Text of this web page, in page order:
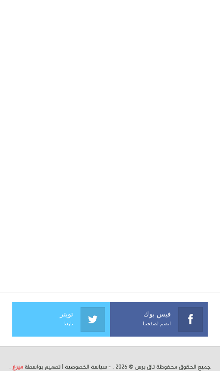
فيس بوك
انضم لصفحتنا
تويتر
تابعنا
جميع الحقوق محفوظة تاق برس © 2026 . - سياسة الخصوصية | تصميم بواسطة ميرغ .